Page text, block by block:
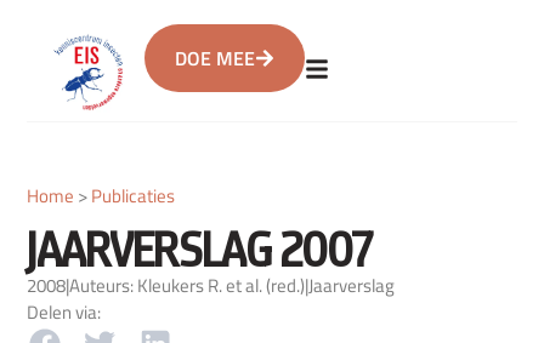
DOE MEE
Home >Publicaties
JAARVERSLAG 2007
2008|Auteurs: Kleukers R. et al. (red.)|Jaarverslag
Delen via: